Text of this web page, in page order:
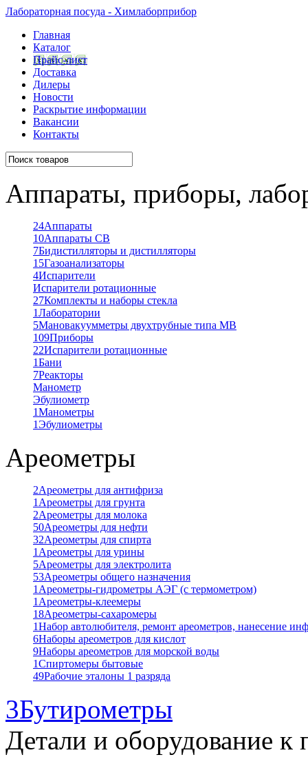
Лабораторная посуда - Химлаборприбор
Главная
Каталог
Прайс-лист
Доставка
Дилеры
Новости
Раскрытие информации
Вакансии
Контакты
Аппараты, приборы,
24Аппараты
10Аппараты СВ
7Бидистилляторы и дистилляторы
15Газоанализаторы
4Испарители
Испарители ротационные
27Комплекты и наборы стекла
1Лаборатории
5Мановакуумметры двухтрубные типа МВ
109Приборы
22Испарители ротационные
1Бани
7Реакторы
Манометр
Эбулиометр
1Манометры
1Эбулиометры
Ареометры
2Ареометры для антифриза
1 Ареометры для грунта
2Ареометры для молока
50Ареометры для нефти
32Ареометры для спирта
1 Ареометры для урины
5Ареометры для электролита
53Ареометры общего назначения
1 Ареометры-гидрометры АЭГ (с термометром)
1 Ареометры-клеемеры
18Ареометры-сахаромеры
1Набор автолюбителя, ремонт ареометров, нанесение
6Наборы ареометров для кислот
9Наборы ареометров для морской воды
1Спиртомеры бытовые
49Рабочие эталоны 1 разряда
3Бутирометры
Детали и оборудование к